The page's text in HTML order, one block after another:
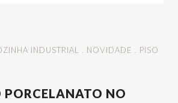
INDUSTRIAL NOVIDADE
PISO
PORCELANATO NO